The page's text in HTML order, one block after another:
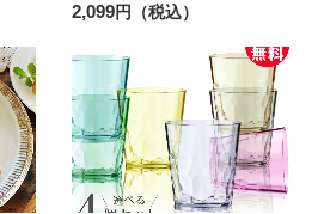
2,099円（税込）